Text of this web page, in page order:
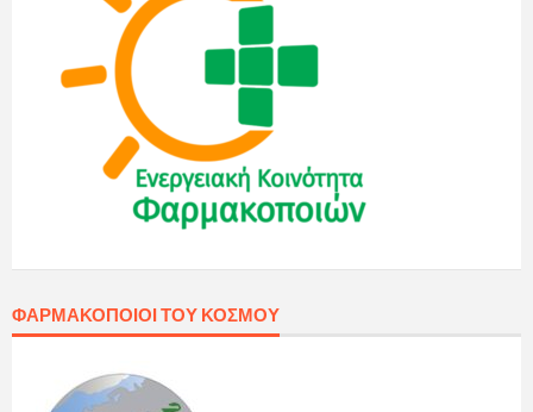
ΦΑΡΜΑΚΟΠΟΙΟΊ ΤΟΥ ΚΌΣΜΟΥ